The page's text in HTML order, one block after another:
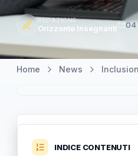
REDAZIONE
Orizzonte Insegnanti 04
Home News
INDICE CONTENUTI